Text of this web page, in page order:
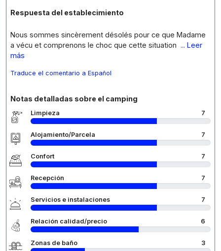
Respuesta del establecimiento
Nous sommes sincèrement désolés pour ce que Madame
a vécu et comprenons le choc que cette situation ... Leer
más
Traduce el comentario a Español
Notas detalladas sobre el camping
Limpieza 7
Alojamiento/Parcela 7
Confort 7
Recepción 7
Servicios e instalaciones 7
Relación calidad/precio 6
Zonas de baño 3